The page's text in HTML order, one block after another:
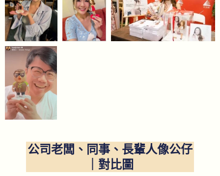
公司老闆、同事、長輩人像公仔
｜對比圖